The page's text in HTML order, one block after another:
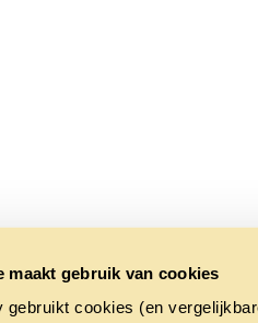
maakt gebruik van cookies
gebruikt cookies (en